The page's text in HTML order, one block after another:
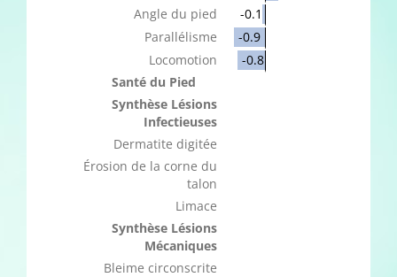
Angle du pied
-0.1
Parallélisme
-0.9
Locomotion
-0.8
Santé du Pied
Synthèse Lésions
Infectieuses
Dermatite digitée
Érosion de la corne du
talon
Limace
Synthèse Lésions
Mécaniques
Bleime circonscrite